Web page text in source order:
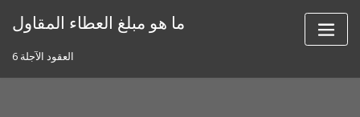
ما هو مبلغ العطاء المقاول
6 العقود الآجلة